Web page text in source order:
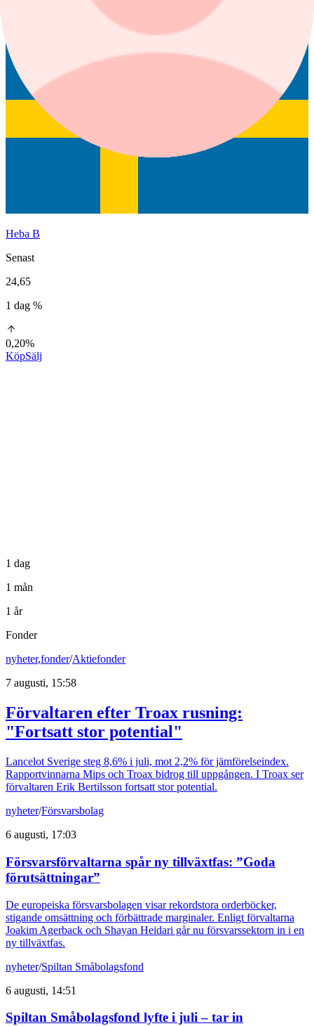
aktierekommendationer.
Heba B
Senast
24,65
1 dag %
0,20%
KöpSälj
1 dag
1 mån
1 år
Fonder
nyheter,fonder/Aktiefonder
7 augusti, 15:58
Förvaltaren efter Troax rusning:
"Fortsatt stor potential"
Lancelot Sverige steg 8,6% i juli, mot 2,2% för jämförelseindex.
Rapportvinnarna Mips och Troax bidrog till uppgången. I Troax ser
förvaltaren Erik Bertilsson fortsatt stor potential.
nyheter/Försvarsbolag
6 augusti, 17:03
Försvarsförvaltarna spår ny tillväxtfas: ”Goda
förutsättningar”
De europeiska försvarsbolagen visar rekordstora orderböcker,
stigande omsättning och förbättrade marginaler. Enligt förvaltarna
Joakim Agerback och Shayan Heidari går nu försvarssektorn in i en
ny tillväxtfas.
nyheter/Spiltan Småbolagsfond
6 augusti, 14:51
Spiltan Småbolagsfond lyfte i juli – tar in